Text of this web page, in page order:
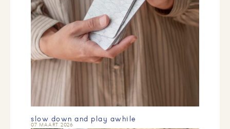
slow down and play awhile
07 MAART 2026